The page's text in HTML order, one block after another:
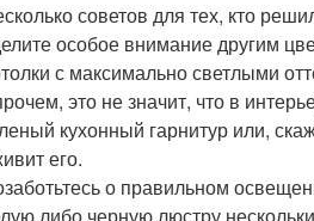
советов для тех, кто
особое внимание другим
с максимально светлыми
это не значит, что в
кухонный гарнитур или,
его.
о правильном